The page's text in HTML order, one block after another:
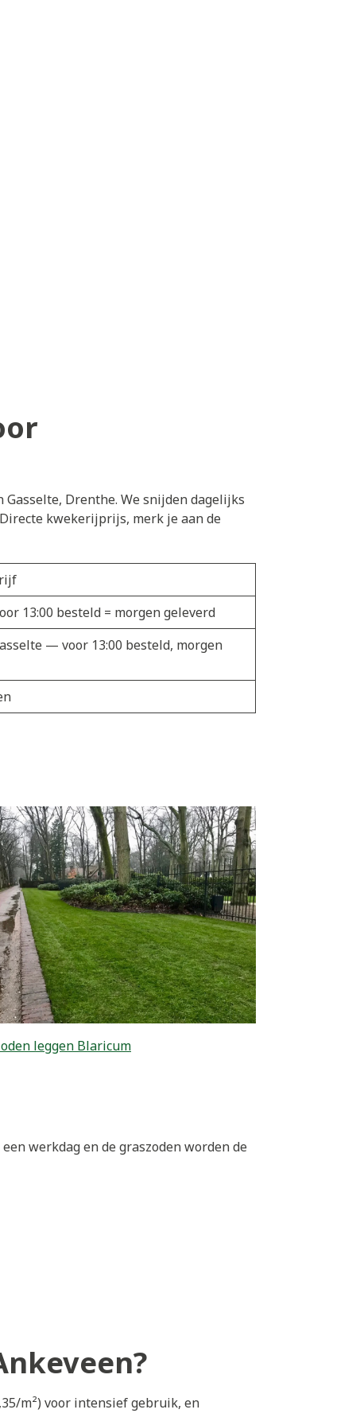
Drenthe. We snijden dagelijks
kwekerijprijs, merk je aan de
13:00 besteld = morgen geleverd
— voor 13:00 besteld, morgen
leggen Blaricum
werkdag en de graszoden worden de
m²) voor intensief gebruik, en